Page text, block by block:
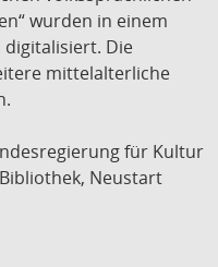
wurden in einem
Die
mittelalterliche
für Kultur
Neustart